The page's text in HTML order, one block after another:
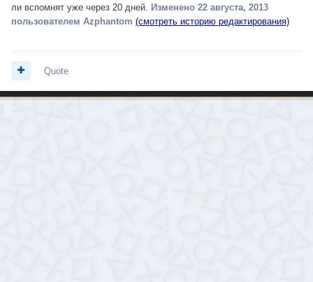
ли вспомнят уже через 20 дней. Изменено 22 августа, 2013
пользователем Azphantom (смотреть историю редактирования)
Quote